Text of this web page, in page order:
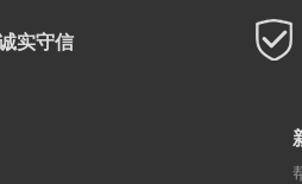
实守信